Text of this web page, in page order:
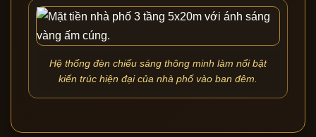
Hệ thống đèn chiếu sáng thông minh làm nổi bật
kiến trúc hiện đại của nhà phố vào ban đêm.